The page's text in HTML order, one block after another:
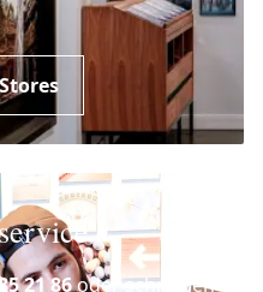
21 86oder schreiben